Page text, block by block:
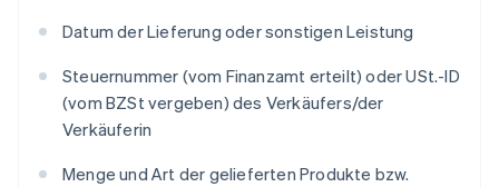
Datum der Lieferung oder sonstigen Leistung
Steuernummer (vom Finanzamt erteilt) oder USt.-ID
(vom BZSt vergeben) des Verkäufers/der
Verkäuferin
Menge und Art der gelieferten Produkte bzw.